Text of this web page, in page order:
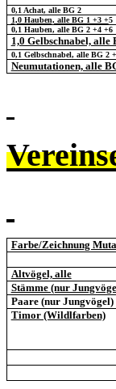
0,1 Achat, alle BG 2
1,0 Hauben, alle BG 1 +3 +5
0,1 Hauben, alle BG 2 +4 +6
1,0 Gelbschnabel, alle
0,1 Gelbschnabel, alle BG 2
Neumutationen, alle
Farbe/Zeichnung
Altvögel, alle
Stämme (nur
Paare (nur Jungvögel)
Timor (Wildlfarben)